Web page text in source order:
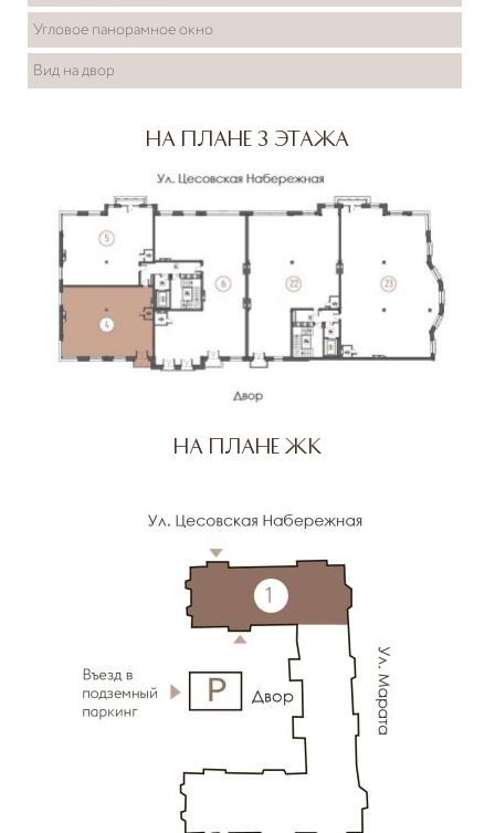
Угловое панорамное окно
Вид на двор
На плане 3 этажа
На плане ЖК